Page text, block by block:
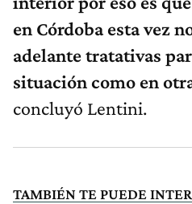
en Córdoba esta vez
adelante tratativas
situación como en
concluyó Lentini.
TAMBIÉN TE PUEDE